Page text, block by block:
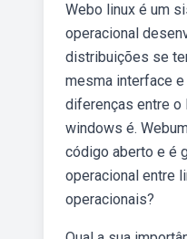
Webo linux é um
operacional
distribuições se
mesma interface
diferenças entre o
windows é.
código aberto e é
operacional entre
operacionais?